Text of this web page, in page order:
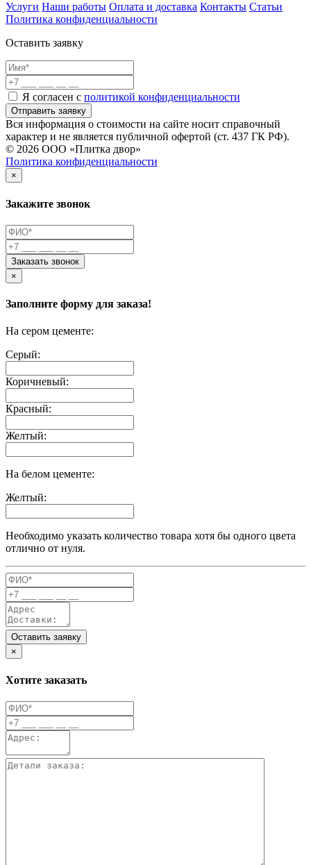
Услуги Наши работы Оплата и доставка Контакты Статьи
Политика конфиденциальности
Оставить заявку
Я согласен с политикой конфиденциальности
Отправить заявку
Вся информация о стоимости на сайте носит справочный
характер и не является публичной офертой (ст. 437 ГК РФ).
© 2026 ООО «Плитка двор»
Политика конфиденциальности
×
Закажите звонок
Заказать звонок
×
Заполните форму для заказа!
На сером цементе:
Серый:
Коричневый:
Красный:
Желтый:
На белом цементе:
Желтый:
Необходимо указать количество товара хотя бы одного цвета
отлично от нуля.
Оставить заявку
×
Хотите заказать